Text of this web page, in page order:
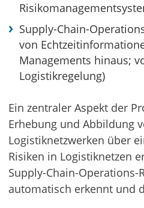
Supply-Chain-
von
Managements hinaus;
Logistikregelung)
Ein zentraler Aspekt der
Erhebung und Abbildung
Logistiknetzwerken über
Risiken in Logistiknetzen
Supply-Chain-
automatisch erkennt und